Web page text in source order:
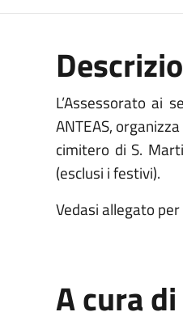
L’Assessorato ai
ANTEAS, organizza
cimitero di S.
(esclusi i festivi).
Vedasi allegato
A cura di